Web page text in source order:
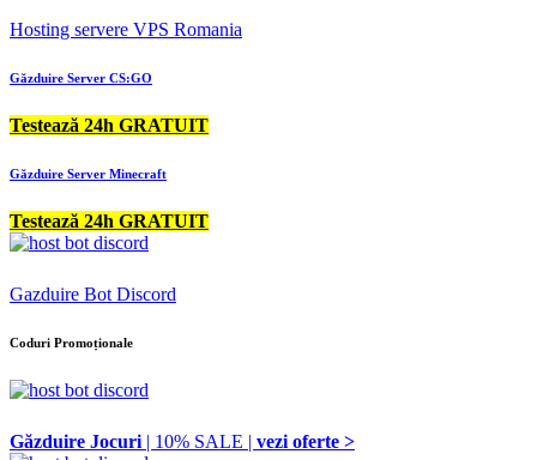
Hosting servere VPS Romania
Găzduire Server CS:GO
Testează 24h GRATUIT
Găzduire Server Minecraft
Testează 24h GRATUIT
Gazduire Bot Discord
Coduri Promoționale
Găzduire Jocuri | 10% SALE | vezi oferte >